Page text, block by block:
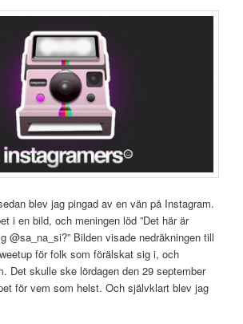
blev jag pingad av en vän på Instagram.
i en bild, och meningen löd ”Det här är
@sa_na_si?” Bilden visade nedräkningen till
för folk som förälskat sig i, och
Det skulle ske lördagen den 29 september
för vem som helst. Och självklart blev jag